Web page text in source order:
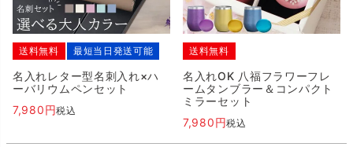
送料無料 最短当日発送可能
名入れレター型名刺入れ×ハ
ーバリウムペンセット
7,980
税込
送料無料
名入れOK 八福フラワーフレ
ームタンブラー＆コンパクト
ミラーセット
7,980
税込